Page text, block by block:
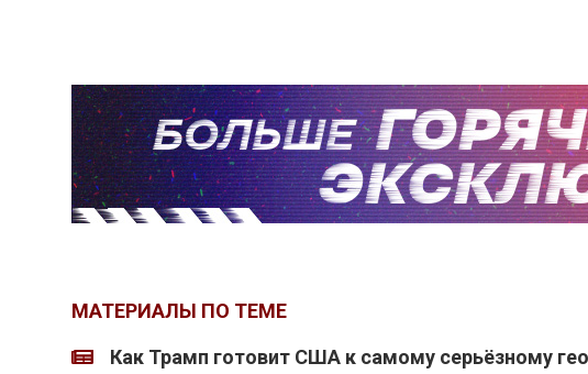
МАТЕРИАЛЫ ПО ТЕМЕ
Как Трамп готовит США к самому серьёзному